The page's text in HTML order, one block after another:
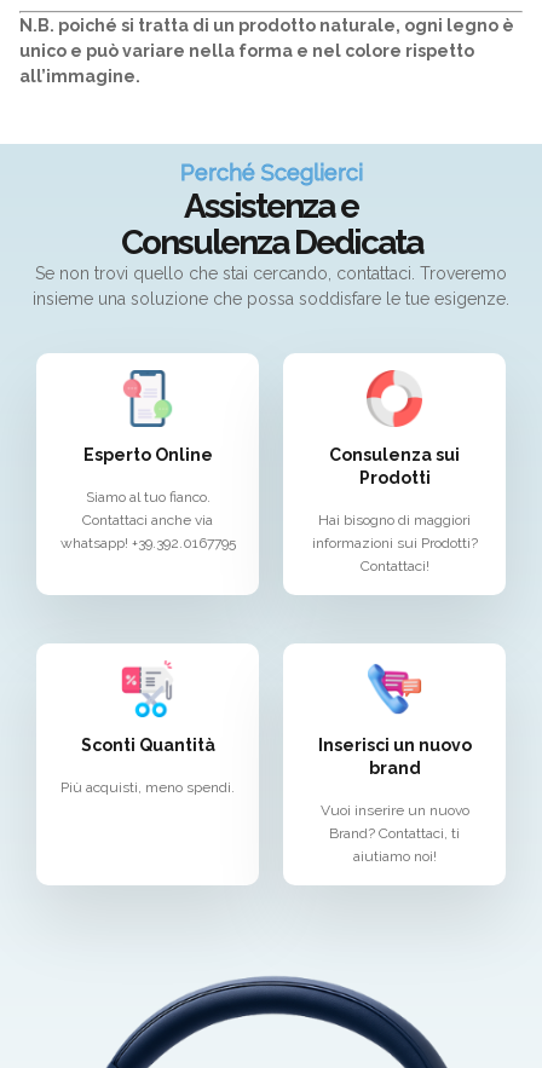
N.B. poiché si tratta di un prodotto naturale, ogni legno è
unico e può variare nella forma e nel colore rispetto
all’immagine.
Perché Sceglierci
Assistenza e
Consulenza Dedicata
Se non trovi quello che stai cercando, contattaci. Troveremo
insieme una soluzione che possa soddisfare le tue esigenze.
Esperto Online
Siamo al tuo fianco.
Contattaci anche via
whatsapp! +39.392.0167795
Consulenza sui
Prodotti
Hai bisogno di maggiori
informazioni sui Prodotti?
Contattaci!
Sconti Quantità
Più acquisti, meno spendi.
Inserisci un nuovo
brand
Vuoi inserire un nuovo
Brand? Contattaci, ti
aiutiamo noi!